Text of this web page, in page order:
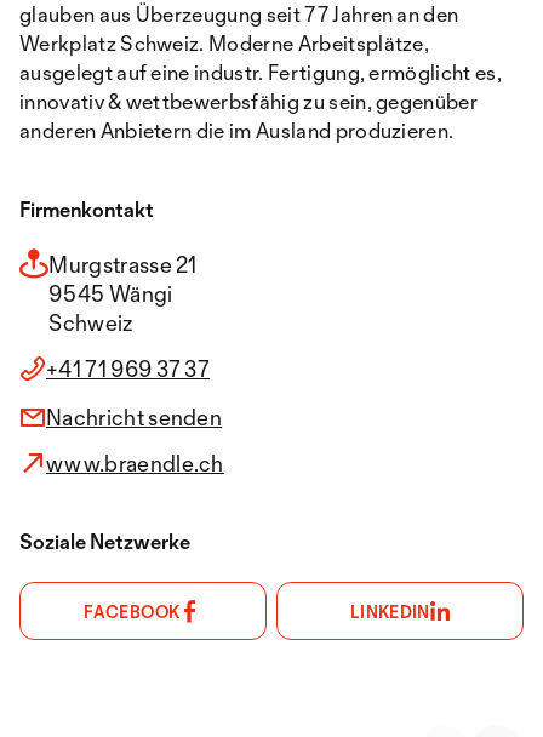
glauben aus Überzeugung seit 77 Jahren an den
Werkplatz Schweiz. Moderne Arbeitsplätze,
ausgelegt auf eine industr. Fertigung, ermöglicht es,
innovativ & wettbewerbsfähig zu sein, gegenüber
anderen Anbietern die im Ausland produzieren.
Firmenkontakt
Murgstrasse 21
9545 Wängi
Schweiz
+41 71 969 37 37
Nachricht senden
www.braendle.ch
Soziale Netzwerke
FACEBOOK LINKEDIN